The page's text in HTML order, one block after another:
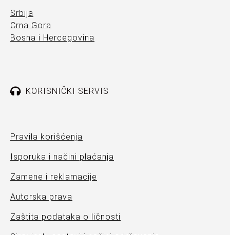
Srbija
Crna Gora
Bosna i Hercegovina
KORISNIČKI SERVIS
Pravila korišćenja
Isporuka i načini plaćanja
Zamene i reklamacije
Autorska prava
Zaštita podataka o ličnosti